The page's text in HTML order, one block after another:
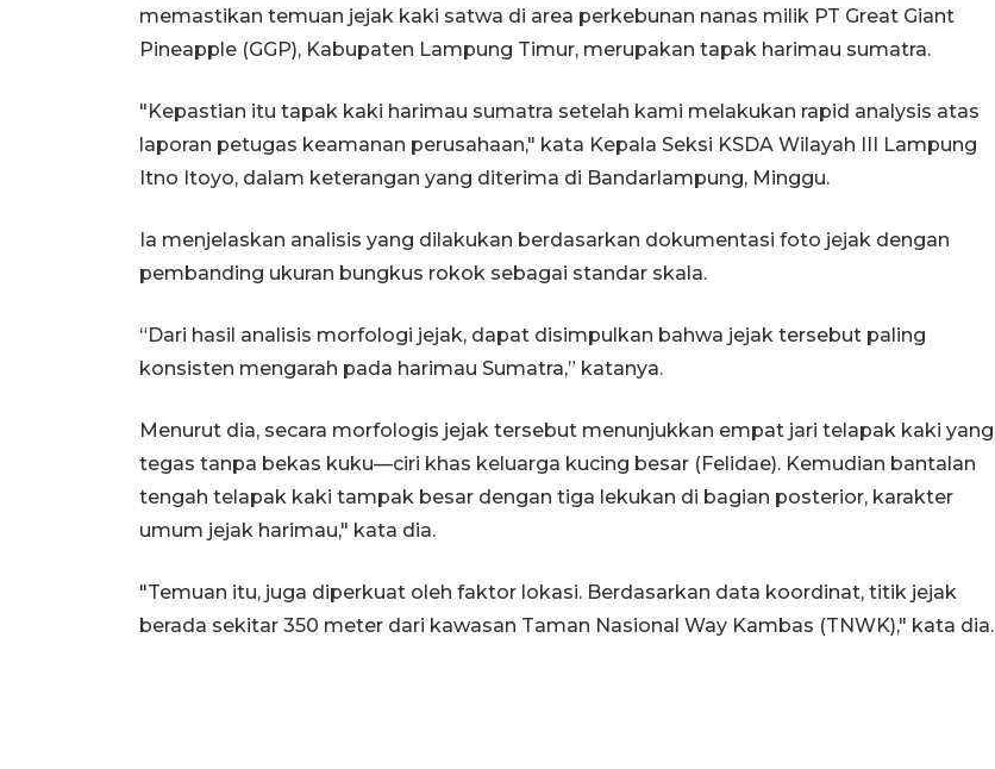
memastikan temuan jejak kaki satwa di area perkebunan nanas milik PT Great Giant
Pineapple (GGP), Kabupaten Lampung Timur, merupakan tapak harimau sumatra.
"Kepastian itu tapak kaki harimau sumatra setelah kami melakukan rapid analysis atas
laporan petugas keamanan perusahaan," kata Kepala Seksi KSDA Wilayah III Lampung
Itno Itoyo, dalam keterangan yang diterima di Bandarlampung, Minggu.
Ia menjelaskan analisis yang dilakukan berdasarkan dokumentasi foto jejak dengan
pembanding ukuran bungkus rokok sebagai standar skala.
“Dari hasil analisis morfologi jejak, dapat disimpulkan bahwa jejak tersebut paling
konsisten mengarah pada harimau Sumatra,” katanya.
Menurut dia, secara morfologis jejak tersebut menunjukkan empat jari telapak kaki yang
tegas tanpa bekas kuku—ciri khas keluarga kucing besar (Felidae). Kemudian bantalan
tengah telapak kaki tampak besar dengan tiga lekukan di bagian posterior, karakter
umum jejak harimau," kata dia.
"Temuan itu, juga diperkuat oleh faktor lokasi. Berdasarkan data koordinat, titik jejak
berada sekitar 350 meter dari kawasan Taman Nasional Way Kambas (TNWK)," kata dia.